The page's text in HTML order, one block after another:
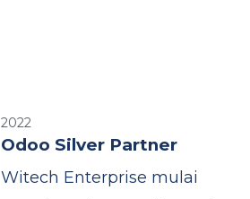
2022
Odoo Silver Partner
Witech Enterprise mulai